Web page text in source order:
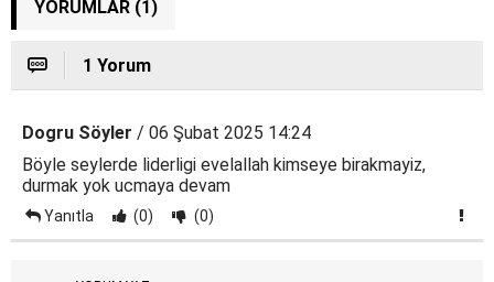
YORUMLAR (1)
1 Yorum
Dogru Söyler / 06 Şubat 2025 14:24
Böyle seylerde liderligi evelallah kimseye birakmayiz,
durmak yok ucmaya devam
Yanıtla (0) (0)